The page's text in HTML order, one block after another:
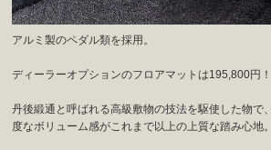
アルミ製のペダル類を採用。
ディーラーオプションのフロアマットは195,800円！
丹後緞通と呼ばれる高級敷物の技法を駆使した物で
度なボリューム感がこれまで以上の上質な踏み心地。